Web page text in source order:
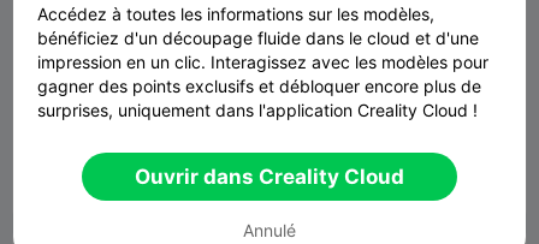
Signaler
Accédez à toutes les informations sur les modèles,
bénéficiez d'un découpage fluide dans le cloud et d'une
impression en un clic. Interagissez avec les modèles pour
gagner des points exclusifs et débloquer encore plus de
surprises, uniquement dans l'application Creality Cloud !
Ouvrir dans Creality Cloud
Annulé